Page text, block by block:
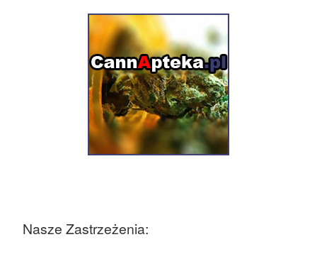
Nasze Zastrzeżenia: